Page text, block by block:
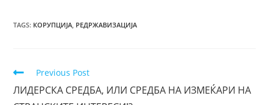
TAGS: КОРУПЦИЈА РЕДРЖАВИЗАЦИЈА
Previous Post
ЛИДЕРСКА СРЕДБА, ИЛИ СРЕДБА НА ИЗМЕЌАРИ НА